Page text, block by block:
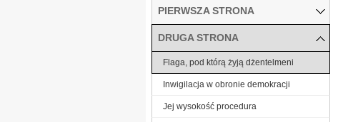
PIERWSZA STRONA
DRUGA STRONA
Flaga, pod którą żyją dżentelmeni
Inwigilacja w obronie demokracji
Jej wysokość procedura